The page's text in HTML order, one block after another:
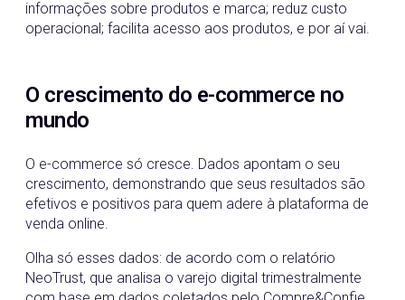
informações sobre produtos e marca; reduz custo
operacional; facilita acesso aos produtos, e por aí vai.
O crescimento do e-commerce no
mundo
O e-commerce só cresce. Dados apontam o seu
crescimento, demonstrando que seus resultados são
efetivos e positivos para quem adere à plataforma de
venda online.
Olha só esses dados: de acordo com o relatório
NeoTrust, que analisa o varejo digital trimestralmente